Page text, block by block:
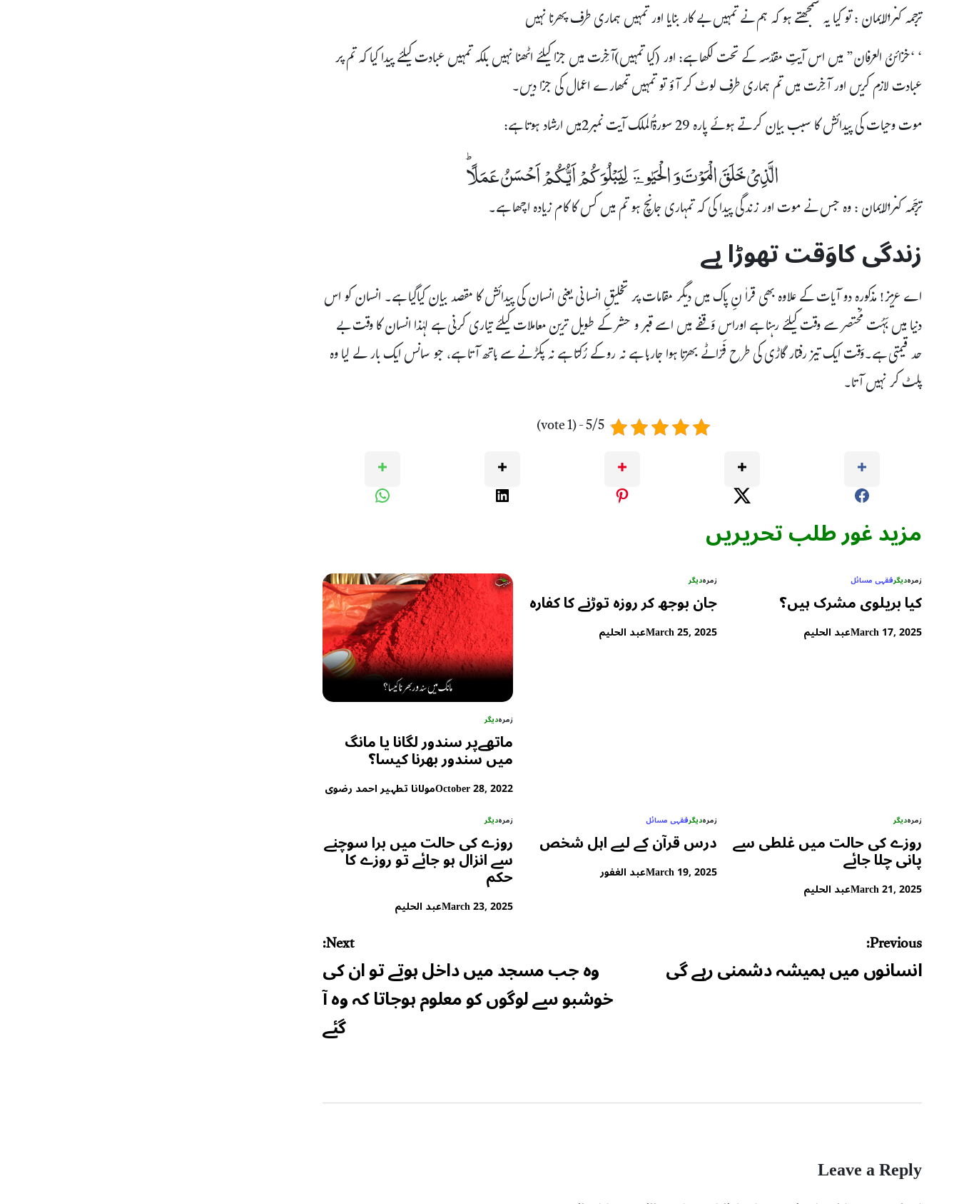
ترجمہ کنزالایمان : تو کیا یہ سمجھتے ہو کہ ہم نے تمہیں بے کار بنایا اور تمہیں ہماری طرف پھرنا نہیں
‘ ‘خزائنُ العرفان” میں اس آیتِ مقدّسہ کے تحت لکھا ہے: اور (کیا تمہیں)آخِرت میں جزا کیلئے اٹھنا نہیں بلکہ تمہیں عبادت کیلئے پیدا کیا کہ تم پر
عبادت لازم کریں اور آخِرت میں تم ہماری طرف لوٹ کر آؤ تو تمہیں تمھارے اعمال کی جزا دیں۔
موت وحیات کی پیدائش کا سبب بیان کرتے ہوئے پارہ 29 سورۃُالملک آیت نمبر2میں ارشاد ہوتا ہے:
الَّذِیۡ خَلَقَ الْمَوْتَ وَ الْحَیٰوۃَ لِیَبْلُوَکُمْ اَیُّکُمْ اَحْسَنُ عَمَلًا ؕ
ترجَمہ کنزالایمان : وہ جس نے موت اور زندگی پیدا کی کہ تمہاری جانچ ہو تم میں کس کا کام زیادہ اچھا ہے۔
زندگی کاوَقت تھوڑا ہے
اے عزیز! مذکورہ دو آیات کے علاوہ بھی قراٰ نِ پاک میں دیگر مقامات پر تخلیقِ انسانی یعنی انسان کی پیدائش کا مقصد بیان کیاگیا ہے۔ انسان کو اس
دنیا میں بَہُت مُختصر سے وقت کیلئے رہنا ہے اوراس وَقفے میں اسے قبر و حشر کے طویل ترین معاملات کیلئے تیاری کرنی ہے لہٰذا انسان کا وقت بے
حد قیمتی ہے۔وَقت ایک تیز رفتار گاڑی کی طرح فَرّاٹے بھرتا ہوا جارہا ہے نہ روکے رُکتا ہے نہ پکڑنے سے ہاتھ آتا ہے، جو سانس ایک بار لے لیا وہ
پلٹ کر نہیں آتا۔
5/5 - (1 vote)
مزید غور طلب تحریریں
زمرہدیگرفقہی مسائل
کیا بریلوی مشرک ہیں؟
March 17, 2025عبد الحلیم
زمرہدیگر
جان بوجھ کر روزہ توڑنے کا کفارہ
March 25, 2025عبد الحلیم
زمرہدیگر
ماتھےپر سندور لگانا یا مانگ
میں سندور بھرنا کیسا؟
October 28, 2022مولانا تطہیر احمد رضوی
زمرہدیگر
روزے کی حالت میں غلطی سے
پانی چلا جائے
March 21, 2025عبد الحلیم
زمرہدیگرفقہی مسائل
درس قرآن کے لیے اہل شخص
March 19, 2025عبد الغفور
زمرہدیگر
روزے کی حالت میں برا سوچنے
سے انزال ہو جائے تو روزے کا
حکم
March 23, 2025عبد الحلیم
Post
navigation
Previous:
انسانوں میں ہمیشہ دشمنی رہے گی
Next:
وہ جب مسجد میں داخل ہوتے تو ان کی
خوشبو سے لوگوں کو معلوم ہوجاتا کہ وہ آ
گئے
Leave a Reply